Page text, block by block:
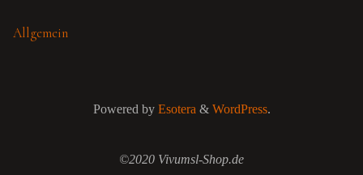
Allgemein
Powered byEsotera& WordPress.
©2020 Vivumsl-Shop.de